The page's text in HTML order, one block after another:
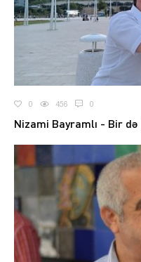
0 456 0
Nizami Bayramlı - Bir